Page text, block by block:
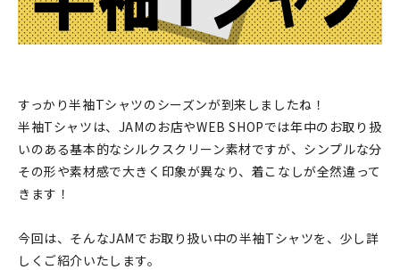
本
雑貨
はんこ
台湾グッズ
すっかり半袖Tシャツのシーズンが到来しましたね！
半袖Tシャツは、JAMのお店やWEB SHOPでは年中のお取り扱
いのある基本的なシルクスクリーン素材ですが、シンプルな分
その形や素材感で大きく印象が異なり、着こなしが全然違って
きます！
今回は、そんなJAMでお取り扱い中の半袖Tシャツを、少し詳
しくご紹介いたします。